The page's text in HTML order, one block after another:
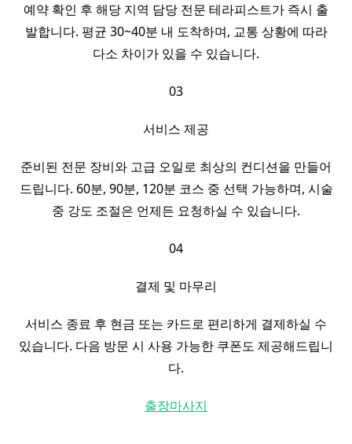
예약 확인 후 해당 지역 담당 전문 테라피스트가 즉시 출
발합니다. 평균 30~40분 내 도착하며, 교통 상황에 따라
다소 차이가 있을 수 있습니다.
03
서비스 제공
준비된 전문 장비와 고급 오일로 최상의 컨디션을 만들어
드립니다. 60분, 90분, 120분 코스 중 선택 가능하며, 시술
중 강도 조절은 언제든 요청하실 수 있습니다.
04
결제 및 마무리
서비스 종료 후 현금 또는 카드로 편리하게 결제하실 수
있습니다. 다음 방문 시 사용 가능한 쿠폰도 제공해드립니
다.
출장마사지